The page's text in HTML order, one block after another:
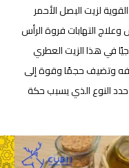
لزيت البصل الأحمر
التهابات فروة الرأس
في هذا الزيت العطري
وتضيف حجمًا وقوة إلى
الرأس: حدد النوع الذي يسبب حكة